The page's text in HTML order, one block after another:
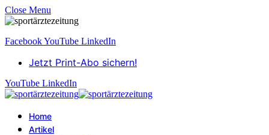
Close Menu
FacebookYouTube LinkedIn
Jetzt Print-Abo sichern!
YouTube LinkedIn
Home
Artikel